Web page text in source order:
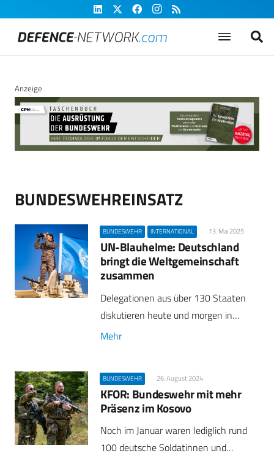
Anzeige
BUNDESWEHREINSATZ
BUNDESWEHR INTERNATIONAL 13. Mai 2025
UN-Blauhelme: Deutschland
bringt die Weltgemeinschaft
zusammen
Delegationen aus über 130 Staaten
diskutieren heute und morgen in…
Mehr
BUNDESWEHR 26. August 2024
KFOR: Bundeswehr mit mehr
Präsenz im Kosovo
Noch im Januar waren lediglich rund
100 deutsche Soldatinnen und…